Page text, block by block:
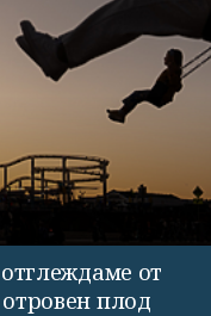
от
плод